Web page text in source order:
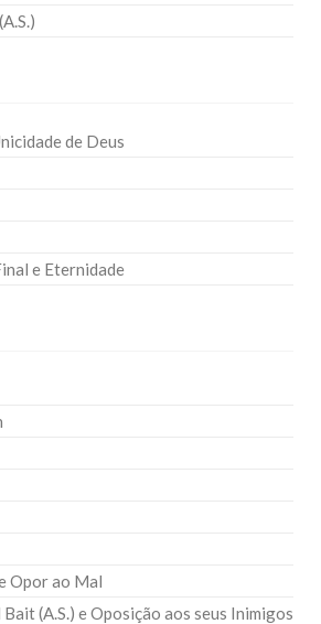
de Deus
e Eternidade
Opor ao Mal
(A.S.) e Oposição aos seus Inimigos